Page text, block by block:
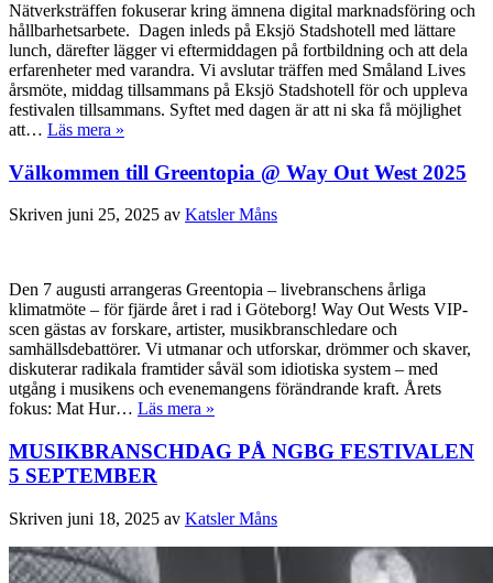
Nätverksträffen fokuserar kring ämnena digital marknadsföring och
hållbarhetsarbete. Dagen inleds på Eksjö Stadshotell med lättare
lunch, därefter lägger vi eftermiddagen på fortbildning och att dela
erfarenheter med varandra. Vi avslutar träffen med Småland Lives
årsmöte, middag tillsammans på Eksjö Stadshotell för och uppleva
festivalen tillsammans. Syftet med dagen är att ni ska få möjlighet
att… Läs mera »
Välkommen till Greentopia @ Way Out West 2025
Skriven juni 25, 2025 av Katsler Måns
Den 7 augusti arrangeras Greentopia – livebranschens årliga
klimatmöte – för fjärde året i rad i Göteborg! Way Out Wests VIP-
scen gästas av forskare, artister, musikbranschledare och
samhällsdebattörer. Vi utmanar och utforskar, drömmer och skaver,
diskuterar radikala framtider såväl som idiotiska system – med
utgång i musikens och evenemangens förändrande kraft. Årets
fokus: Mat Hur… Läs mera »
MUSIKBRANSCHDAG PÅ NGBG FESTIVALEN
5 SEPTEMBER
Skriven juni 18, 2025 av Katsler Måns